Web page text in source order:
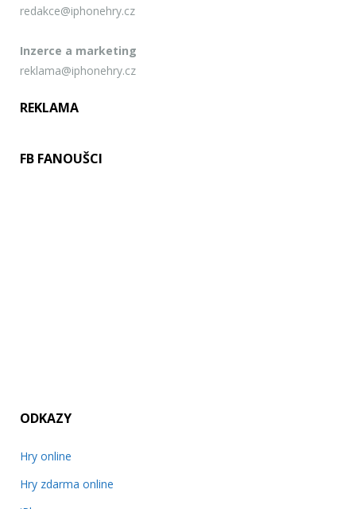
redakce@iphonehry.cz
Inzerce a marketing
reklama@iphonehry.cz
REKLAMA
FB FANOUŠCI
ODKAZY
Hry online
Hry zdarma online